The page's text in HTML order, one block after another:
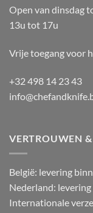
Open van dinsdag
13u tot 17u
Vrije toegang voor
+32 498 14 23 43
VERTROUWEN
België: levering
Nederland:
Internationale